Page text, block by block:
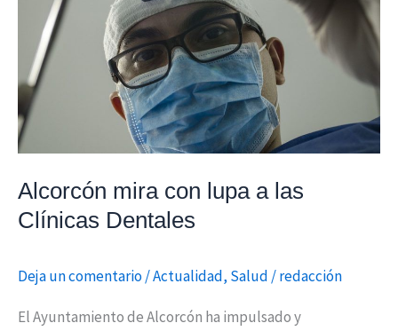
Alcorcón mira con lupa a las
Clínicas Dentales
Deja un comentario/Actualidad, Salud /redacción
El Ayuntamiento de Alcorcón ha impulsado y
Clínicas
Dentales